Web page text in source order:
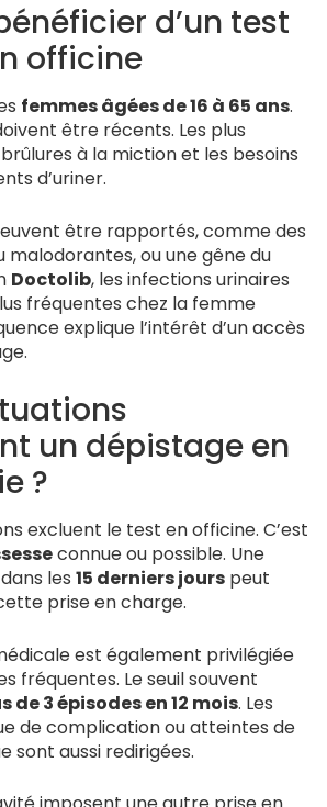
d’un test
officine
femmes âgées de 16 à 65 ans.
être récents. Les plus
à la miction et les besoins
d’uriner.
être rapportés, comme des
malodorantes, ou une gêne du
Doctolib, les infections urinaires
fréquentes chez la femme
explique l’intérêt d’un accès
un dépistage en
?
excluent le test en officine. C’est
connue ou possible. Une
les 15 derniers jours peut
prise en charge.
est également privilégiée
fréquentes. Le seuil souvent
de 3 épisodes en 12 mois. Les
de complication ou atteintes de
sont aussi redirigées.